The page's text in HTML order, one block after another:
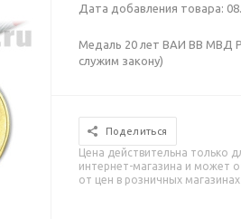
Дата добавления товара:
Медаль 20 лет ВАИ ВВ МВД
служим закону)
Поделиться
Цена действительна только
интернет-магазина и может
от цен в розничных магазинах